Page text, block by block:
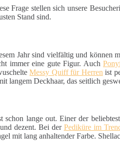
Frage stellen sich unsere
Stand sind.
Jahr sind vielfältig und können
immer eine gute Figur. Auch
Messy Quiff für Herren ist
langem Deckhaar, das seitlich
schon lange out. Einer der
dezent. Bei der Pediküre im
mit lang anhaltender Farbe.